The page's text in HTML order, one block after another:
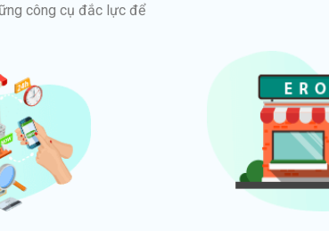
công cụ đắc lực để